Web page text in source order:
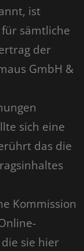
ist
sämtliche
der
GmbH &
sich eine
das die
Kommission
sie hier